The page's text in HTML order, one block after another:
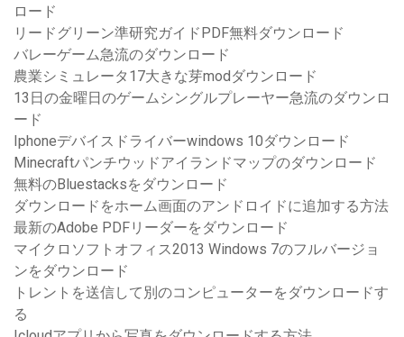
ロード
リードグリーン準研究ガイドPDF無料ダウンロード
バレーゲーム急流のダウンロード
農業シミュレータ17大きな芽modダウンロード
13日の金曜日のゲームシングルプレーヤー急流のダウンロ
ード
Iphoneデバイスドライバーwindows 10ダウンロード
Minecraftパンチウッドアイランドマップのダウンロード
無料のBluestacksをダウンロード
ダウンロードをホーム画面のアンドロイドに追加する方法
最新のAdobe PDFリーダーをダウンロード
マイクロソフトオフィス2013 Windows 7のフルバージョ
ンをダウンロード
トレントを送信して別のコンピューターをダウンロードす
る